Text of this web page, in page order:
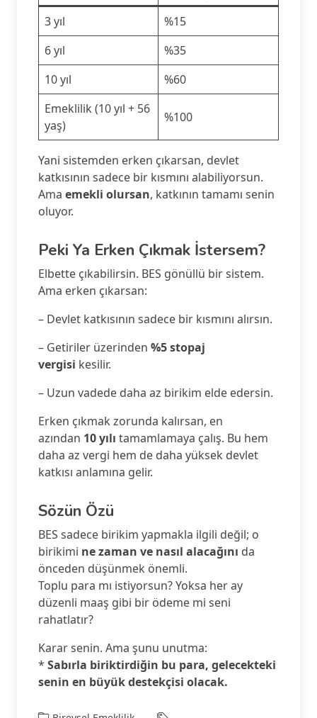
3 yıl
%15
6 yıl
%35
10 yıl
%60
Emeklilik (10 yıl + 56
yaş)
%100
Yani sistemden erken çıkarsan, devlet
katkısının sadece bir kısmını alabiliyorsun.
Ama emekli olursan, katkının tamamı senin
oluyor.
Peki Ya Erken Çıkmak İstersem?
Elbette çıkabilirsin. BES gönüllü bir sistem.
Ama erken çıkarsan:
– Devlet katkısının sadece bir kısmını alırsın.
– Getiriler üzerinden %5 stopaj
vergisi kesilir.
– Uzun vadede daha az birikim elde edersin.
Erken çıkmak zorunda kalırsan, en
azından 10 yılı tamamlamaya çalış. Bu hem
daha az vergi hem de daha yüksek devlet
katkısı anlamına gelir.
Sözün Özü
BES sadece birikim yapmakla ilgili değil; o
birikimi ne zaman ve nasıl alacağını da
önceden düşünmek önemli.
Toplu para mı istiyorsun? Yoksa her ay
düzenli maaş gibi bir ödeme mi seni
rahatlatır?
Karar senin. Ama şunu unutma:
* Sabırla biriktirdiğin bu para, gelecekteki
senin en büyük destekçisi olacak.